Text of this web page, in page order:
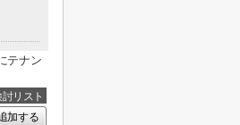
テナン
リスト
加する